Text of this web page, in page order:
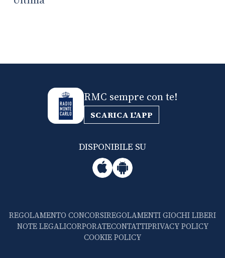
RMC sempre con te!
SCARICA L'APP
DISPONIBILE SU
REGOLAMENTO CONCORSIREGOLAMENTI GIOCHI LIBERI
NOTE LEGALICORPORATECONTATTIPRIVACY POLICY
COOKIE POLICY